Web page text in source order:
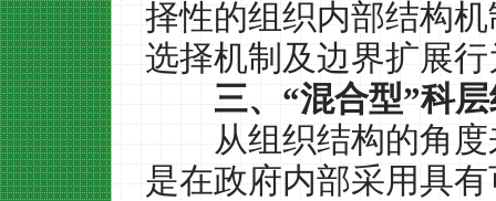
择性的组织内部结构
选择机制及边界扩展
三、“混合型”科
从组织结构的角度
是在政府内部采用具